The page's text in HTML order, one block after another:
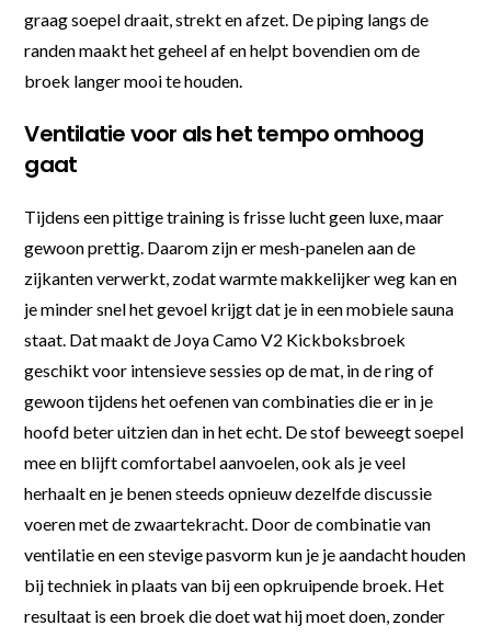
graag soepel draait, strekt en afzet. De piping langs de
randen maakt het geheel af en helpt bovendien om de
broek langer mooi te houden.
Ventilatie voor als het tempo omhoog
gaat
Tijdens een pittige training is frisse lucht geen luxe, maar
gewoon prettig. Daarom zijn er mesh-panelen aan de
zijkanten verwerkt, zodat warmte makkelijker weg kan en
je minder snel het gevoel krijgt dat je in een mobiele sauna
staat. Dat maakt de Joya Camo V2 Kickboksbroek
geschikt voor intensieve sessies op de mat, in de ring of
gewoon tijdens het oefenen van combinaties die er in je
hoofd beter uitzien dan in het echt. De stof beweegt soepel
mee en blijft comfortabel aanvoelen, ook als je veel
herhaalt en je benen steeds opnieuw dezelfde discussie
voeren met de zwaartekracht. Door de combinatie van
ventilatie en een stevige pasvorm kun je je aandacht houden
bij techniek in plaats van bij een opkruipende broek. Het
resultaat is een broek die doet wat hij moet doen, zonder